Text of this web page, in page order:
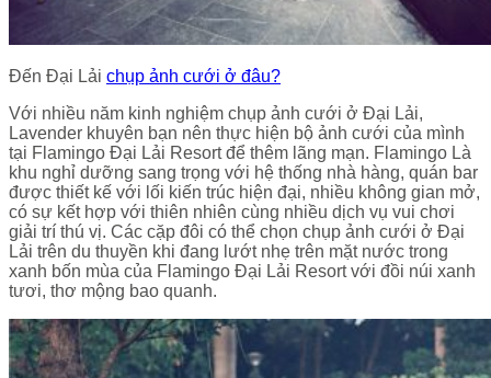
Đến Đại Lải chụp ảnh cưới ở đâu?
Với nhiều năm kinh nghiệm chụp ảnh cưới ở Đại Lải,
Lavender khuyên bạn nên thực hiện bộ ảnh cưới của mình
tại Flamingo Đại Lải Resort để thêm lãng mạn. Flamingo Là
khu nghỉ dưỡng sang trọng với hệ thống nhà hàng, quán bar
được thiết kế với lối kiến trúc hiện đại, nhiều không gian mở,
có sự kết hợp với thiên nhiên cùng nhiều dịch vụ vui chơi
giải trí thú vị. Các cặp đôi có thể chọn chụp ảnh cưới ở Đại
Lải trên du thuyền khi đang lướt nhẹ trên mặt nước trong
xanh bốn mùa của Flamingo Đại Lải Resort với đồi núi xanh
tươi, thơ mộng bao quanh.